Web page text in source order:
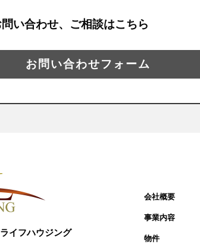
い合わせ、ご相談はこちら
お問い合わせフォーム
イフハウジング
会社概要
事業内容
物件